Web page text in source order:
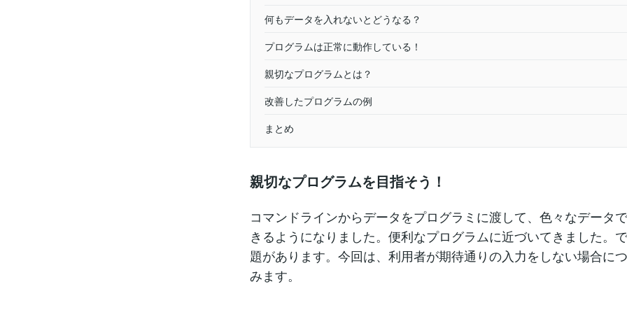
何もデータを入れないとどうなる？
プログラムは正常に動作している！
親切なプログラムとは？
改善したプログラムの例
まとめ
親切なプログラムを目指そう！
コマンドラインからデータをプログラミに渡して、色々なデータ
きるようになりました。便利なプログラムに近づいてきました。
題があります。今回は、利用者が期待通りの入力をしない場合に
みます。